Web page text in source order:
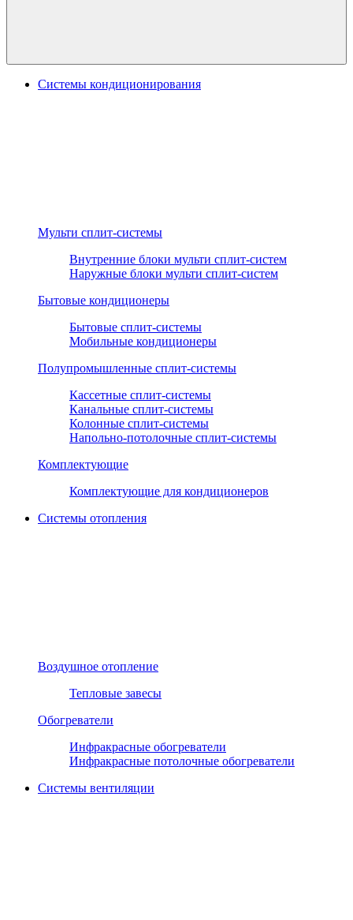
Системы кондиционирования
Мульти сплит-системы
Внутренние блоки мульти сплит-систем
Наружные блоки мульти сплит-систем
Бытовые кондиционеры
Бытовые сплит-системы
Мобильные кондиционеры
Полупромышленные сплит-системы
Кассетные сплит-системы
Канальные сплит-системы
Колонные сплит-системы
Напольно-потолочные сплит-системы
Комплектующие
Комплектующие для кондиционеров
Системы отопления
Воздушное отопление
Тепловые завесы
Обогреватели
Инфракрасные обогреватели
Инфракрасные потолочные обогреватели
Системы вентиляции